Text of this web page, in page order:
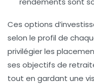
Ces options
selon le profil de
privilégier les
ses objectifs de
tout en gardant une